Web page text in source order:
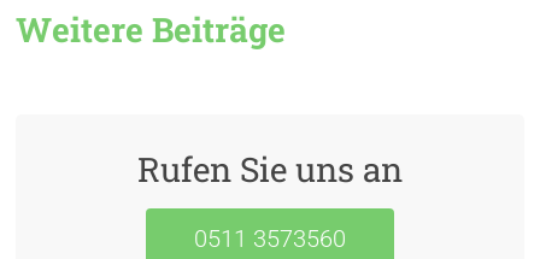
Weitere Beiträge
Rufen Sie uns an
0511 3573560